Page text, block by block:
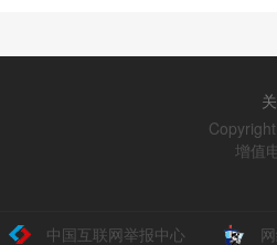
增值
中国互联网举报中心